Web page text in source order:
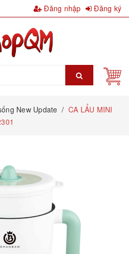
Đăng nhập Đăng ký
New Update / CA LẨU MINI